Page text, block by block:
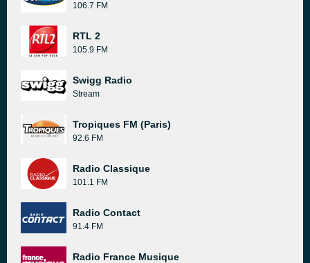
106.7 FM
RTL 2
105.9 FM
Swigg Radio
Stream
Tropiques FM (Paris)
92.6 FM
Radio Classique
101.1 FM
Radio Contact
91.4 FM
Radio France Musique